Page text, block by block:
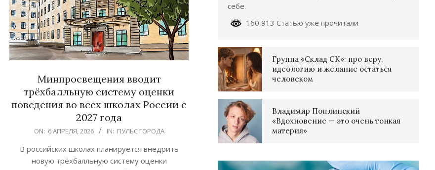
Минпросвещения вводит
трёхбалльную систему оценки
поведения во всех школах России с
2027 года
ON: 6 АПРЕЛЯ, 2026 IN: ПУЛЬС ГОРОДА
В российских школах планируется внедрить
новую трёхбалльную систему оценки
себе.
160,913 Статью уже прочитали
Группа «Склад СК»: про веру,
идеологию и желание остаться
человеком
Владимир Поплинский
«Вдохновение — это очень тонкая
материя»